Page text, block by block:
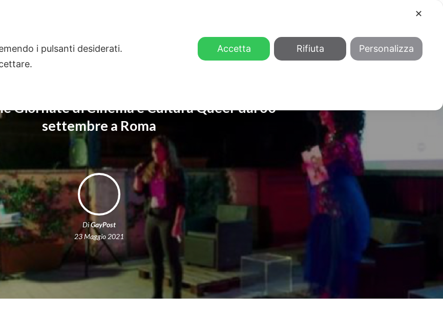
Giornate di Cinema e Cultura Queer dal 30
settembre a Roma
DiGayPost
23 Maggio 2021
✕
i pulsanti desiderati.
Accetta Rifiuta Personalizza